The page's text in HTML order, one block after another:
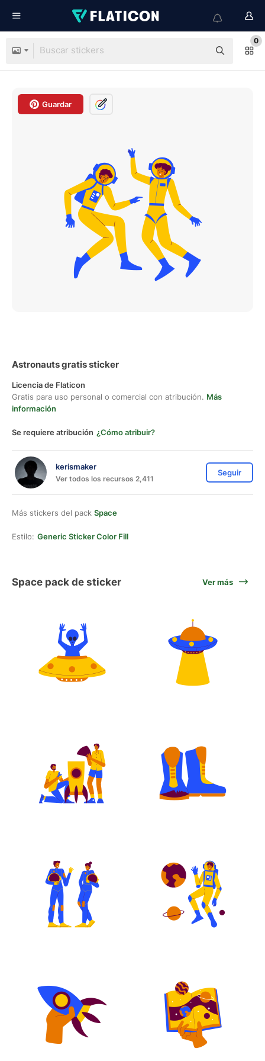
0
Guardar
Astronauts gratis sticker
Licencia de Flaticon
Gratis para uso personal o comercial con atribución. Más
información
Se requiere atribución ¿Cómo atribuir?
kerismaker
Ver todos los recursos 2,411
Seguir
Más stickers del pack Space
Estilo: Generic Sticker Color Fill
Space pack de sticker Ver más